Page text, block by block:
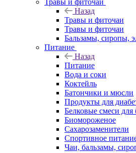
Травы и фиточаи
Назад
Травы и фиточаи
Травы и фиточаи
Бальзамы, сиропы,
Питание
Назад
Питание
Вода и соки
Коктейль
Батончики и мюсли
Продукты для
Белковые смеси
Биомороженое
Сахарозаменители
Спортивное
Чаи, бальзамы,